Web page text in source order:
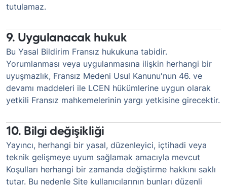
tutulamaz.
9. Uygulanacak hukuk
Bu Yasal Bildirim Fransız hukukuna tabidir.
Yorumlanması veya uygulanmasına ilişkin herhangi bir
uyuşmazlık, Fransız Medeni Usul Kanunu'nun 46. ve
devamı maddeleri ile LCEN hükümlerine uygun olarak
yetkili Fransız mahkemelerinin yargı yetkisine girecektir.
10. Bilgi değişikliği
Yayıncı, herhangi bir yasal, düzenleyici, içtihadi veya
teknik gelişmeye uyum sağlamak amacıyla mevcut
Koşulları herhangi bir zamanda değiştirme hakkını saklı
tutar. Bu nedenle Site kullanıcılarının bunları düzenli